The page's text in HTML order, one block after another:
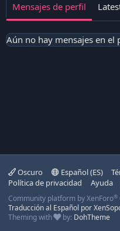
Mensajes de perfil
Aún no hay mensajes en el
Oscuro Español (ES)
Política de privacidad
Ayuda
Community platform by XenForo®
Traducción al Español por
Theming with
by: DohTheme